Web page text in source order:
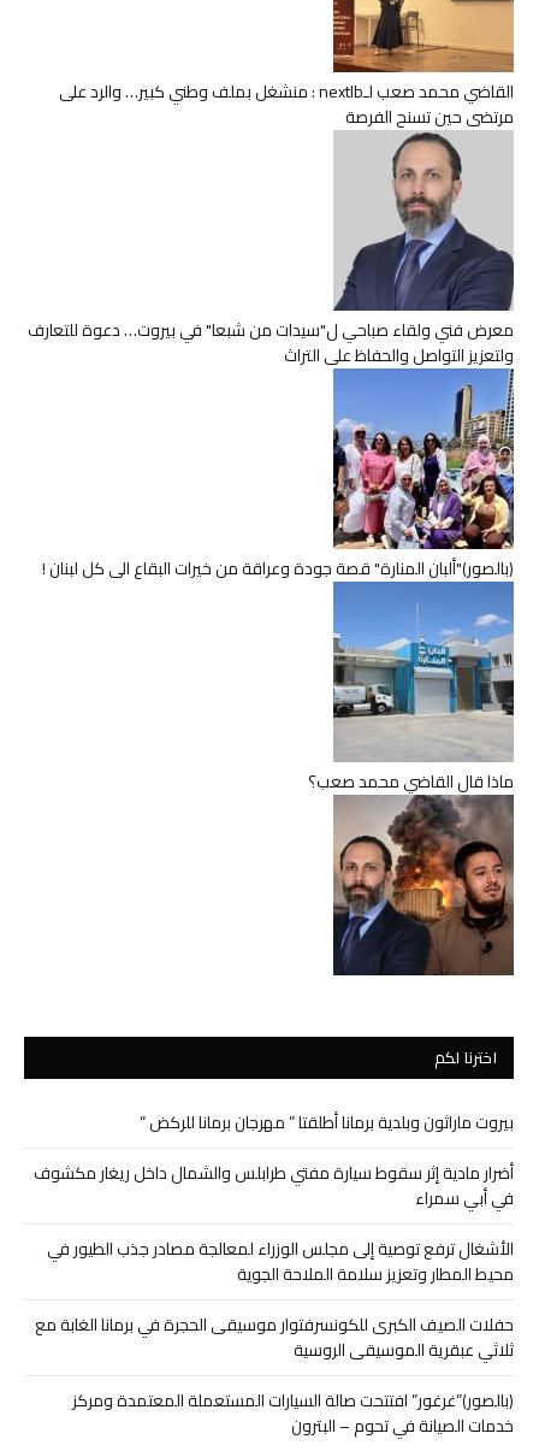
القاضي محمد صعب لـnextlb : منشغل بملف وطني كبير… والرد على
مرتضى حين تسنح الفرصة
معرض فني ولقاء صباحي ل"سيدات من شبعا" في بيروت… دعوة للتعارف
ولتعزيز التواصل والحفاظ على التراث
(بالصور)"ألبان المنارة" قصة جودة وعراقة من خيرات البقاع الى كل لبنان !
ماذا قال القاضي محمد صعب؟
اخترنا لكم
بيروت ماراثون وبلدية برمانا أطلقتا ” مهرجان برمانا للركض “
أضرار مادية إثر سقوط سيارة مفتي طرابلس والشمال داخل ريغار مكشوف
في أبي سمراء
الأشغال ترفع توصية إلى مجلس الوزراء لمعالجة مصادر جذب الطيور في
محيط المطار وتعزيز سلامة الملاحة الجوية
حفلات الصيف الكبرى للكونسرفتوار موسيقى الحجرة في برمانا الغابة مع
ثلاثي عبقرية الموسيقى الروسية
(بالصور)”غرغور” افتتحت صالة السيارات المستعملة المعتمدة ومركز
خدمات الصيانة في تحوم – البترون